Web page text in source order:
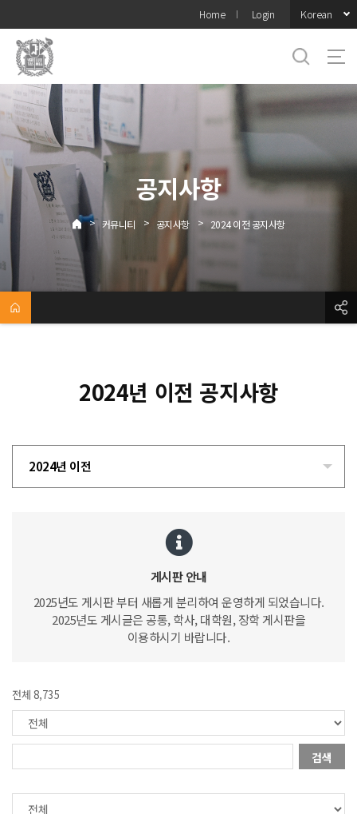
메뉴
Home Login Korean
공지사항
> 커뮤니티 > 공지사항 > 2024 이전 공지사항
2024년 이전 공지사항
2024년 이전
게시판 안내
2025년도 게시판 부터 새롭게 분리하여 운영하게 되었습니다.
2025년도 게시글은 공통, 학사, 대학원, 장학 게시판을
이용하시기 바랍니다.
전체 8,735
검색